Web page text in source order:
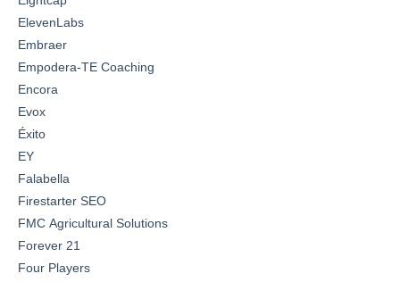
ElevenLabs
Embraer
Empodera-TE Coaching
Encora
Evox
Éxito
EY
Falabella
Firestarter SEO
FMC Agricultural Solutions
Forever 21
Four Players